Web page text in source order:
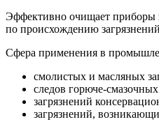
Эффективно очищает приборы
по происхождению
Сфера применения в
смолистых и масляных
следов горюче-
загрязнений
загрязнений,